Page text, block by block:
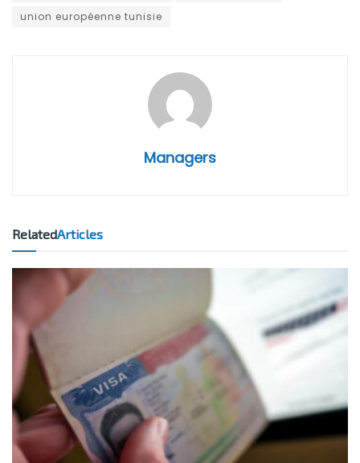
union européenne tunisie
Managers
RelatedArticles